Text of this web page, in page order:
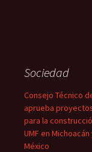
Sociedad
Consejo Técnico
aprueba
para la
UMF en
México